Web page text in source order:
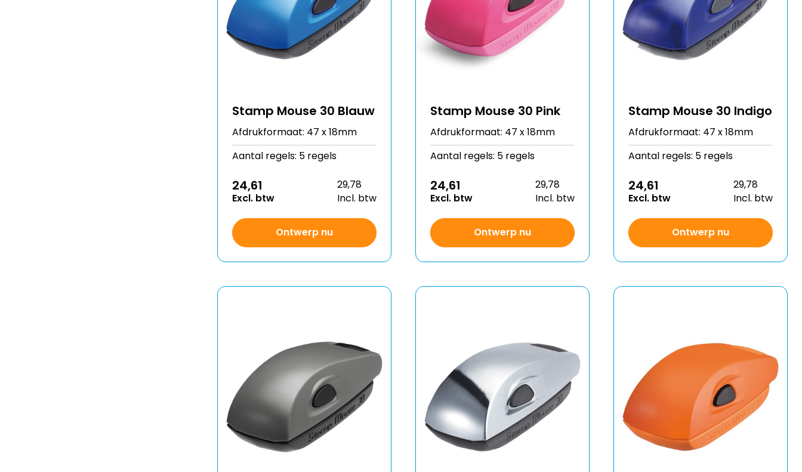
Stamp Mouse 30 Blauw
Afdrukformaat: 47 x 18mm
Aantal regels: 5 regels
24,61
Excl. btw
29,78
Incl. btw
Ontwerp nu
Stamp Mouse 30 Pink
Afdrukformaat: 47 x 18mm
Aantal regels: 5 regels
24,61
Excl. btw
29,78
Incl. btw
Ontwerp nu
Stamp Mouse 30 Indigo
Afdrukformaat: 47 x 18mm
Aantal regels: 5 regels
24,61
Excl. btw
29,78
Incl. btw
Ontwerp nu